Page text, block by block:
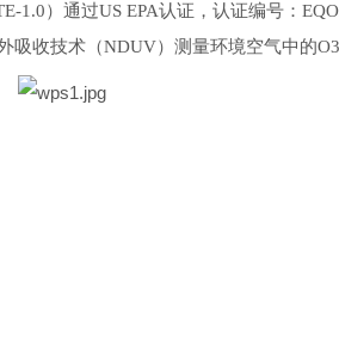
1.0）通过US EPA认证，认证编号：
吸收技术（NDUV）测量环境空气中的